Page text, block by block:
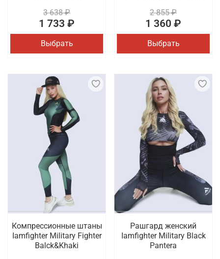
3 638 ₽
1 733 ₽
Выбрать
2 855 ₽
1 360 ₽
Выбрать
Компрессионные штаны
Iamfighter Military Fighter
Balck&Khaki
Рашгард женский
Iamfighter Military Black
Pantera